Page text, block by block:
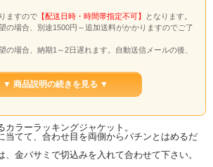
ますので 【配送日時・時間帯指定不可】
となります。
の場合、別途1500円～追加送料がかかりますのでご了
の場合、納期1～2日遅れます。自動送信メールの後、
ご利用できません。
場合、送料無料ライン対象外です。合計金額3万円以上
。
しいカラーラッキングカバー
の商品は、お取寄せです。
場合は5-7日かかります。
▼ 商品説明の続きを見る ▼
ラーラッキングジャケット。
当てて、合わせ目を両側からパチンとはめるだ
金バサミで切込みを入れて合わせて下さい。